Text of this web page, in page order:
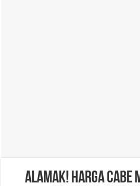
Alamak! Harga